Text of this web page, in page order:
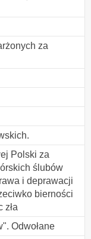
za
Polski za
ślubów
i deprawacji
bierności
zła
Odwołane